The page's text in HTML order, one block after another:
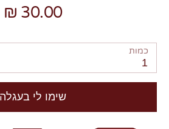
30.00 ₪
כמות
1
שימו לי בעגלה